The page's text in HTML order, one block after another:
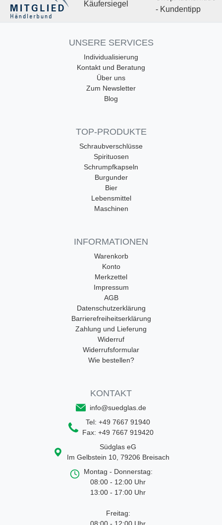
UNSERE SERVICES
Individualisierung
Kontakt und Beratung
Über uns
Zum Newsletter
Blog
TOP-PRODUKTE
Schraubverschlüsse
Spirituosen
Schrumpfkapseln
Burgunder
Bier
Lebensmittel
Maschinen
INFORMATIONEN
Warenkorb
Konto
Merkzettel
Impressum
AGB
Datenschutzerklärung
Barrierefreiheitserklärung
Zahlung und Lieferung
Widerruf
Widerrufsformular
Wie bestellen?
KONTAKT
info@suedglas.de
Tel: +49 7667 91940
Fax: +49 7667 919420
Südglas eG
Im Gelbstein 10, 79206 Breisach
Montag - Donnerstag:
08:00 - 12:00 Uhr
13:00 - 17:00 Uhr
Freitag: